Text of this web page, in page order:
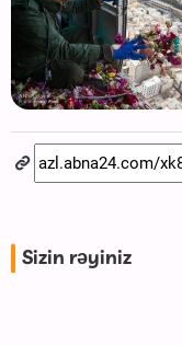
Sizin rəyiniz